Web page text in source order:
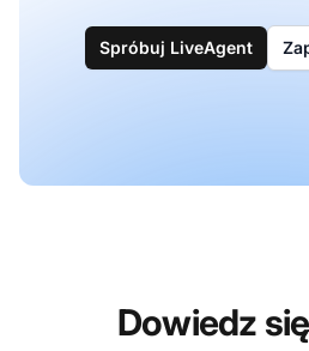
Spróbuj LiveAgent
Dowiedz